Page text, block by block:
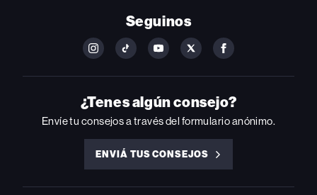
Seguinos
FOLLOW
ON
INSTAGRAM
FOLLOW
ON
YOUTUBE
FOLLOW
ON
YOUTUBE
FOLLOW
ON
FOLLOW
ON
FACEBOOK
¿Tenes algún consejo?
Envíe tu consejos a través del formulario anónimo.
ENVIÁ TUS CONSEJOS
ENVIÁ
CONSEJOS